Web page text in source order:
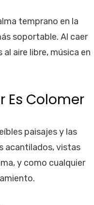
temprano en la
soportable. Al caer
aire libre, música en
Es Colomer
paisajes y las
acantilados, vistas
y como cualquier